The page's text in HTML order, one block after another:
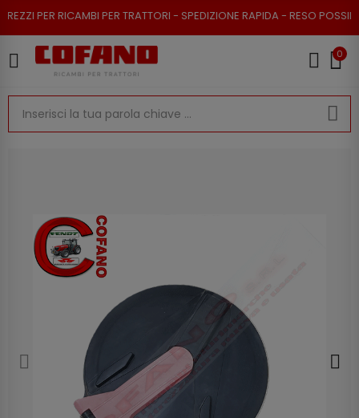
PER RICAMBI PER TRATTORI - SPEDIZIONE RAPIDA - RESO POSSIBILE
0